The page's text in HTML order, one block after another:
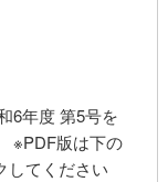
6年度 第5号を
※PDF版は下の
してください